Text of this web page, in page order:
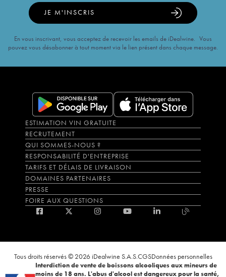
JE M'INSCRIS
En vous inscrivant, vous acceptez de recevoir les emails de iDealwine. Vous
pouvez vous désabonner à tout moment via le lien présent dans chaque message.
ESTIMATION VIN GRATUITE
RECRUTEMENT
QUI SOMMES-NOUS ?
RESPONSABILITÉ D'ENTREPRISE
TARIFS ET DÉLAIS DE LIVRAISON
DOMAINES PARTENAIRES
PRESSE
FOIRE AUX QUESTIONS
Tous droits réservés © 2026 iDealwine S.A.S.CGSDonnées personnelles
Interdiction de vente de boissons alcooliques aux mineurs de
moins de 18 ans. L'abus d'alcool est dangereux pour la santé,